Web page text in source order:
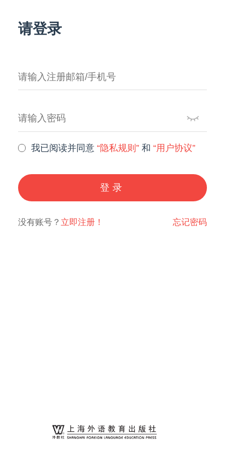
请登录
我已阅读并同意“隐私规则” 和“用户协议”
登录
没有账号？ 立即注册！ 忘记密码